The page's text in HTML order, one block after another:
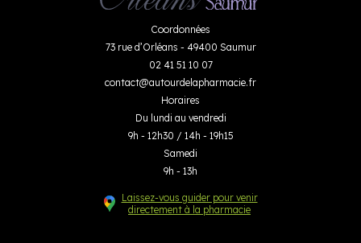
Coordonnées
73 rue d’Orléans - 49400 Saumur
02 41 51 10 07
contact@autourdelapharmacie.fr
Horaires
Du lundi au vendredi
9h - 12h30 / 14h - 19h15
Samedi
9h - 13h
Laissez-vous guider pour venir
directement à la pharmacie